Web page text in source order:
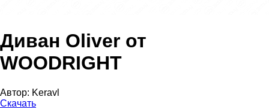
Диван Oliver от
WOODRIGHT
Автор: Keravl
Скачать